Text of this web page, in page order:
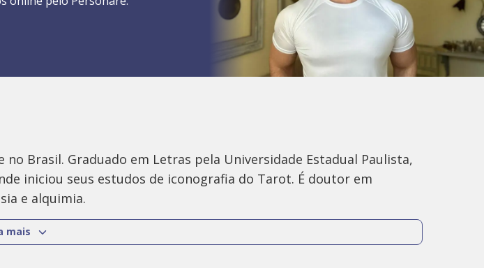
Brasil. Graduado em Letras pela Universidade Estadual Paulista,
iniciou seus estudos de iconografia do Tarot. É doutor em
e alquimia.
em Tarot do portal Personare, sendo autor de cursos,
mais